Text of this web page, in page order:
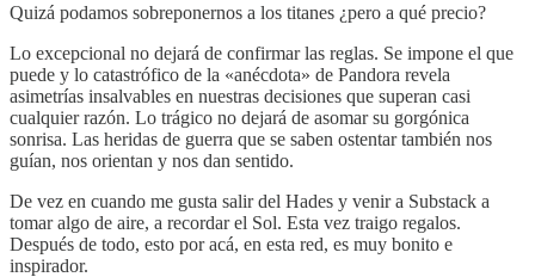
Quizá podamos sobreponernos a los titanes ¿pero a qué precio?
Lo excepcional no dejará de confirmar las reglas. Se impone el que
puede y lo catastrófico de la «anécdota» de Pandora revela
asimetrías insalvables en nuestras decisiones que superan casi
cualquier razón. Lo trágico no dejará de asomar su gorgónica
sonrisa. Las heridas de guerra que se saben ostentar también nos
guían, nos orientan y nos dan sentido.
De vez en cuando me gusta salir del Hades y venir a Substack a
tomar algo de aire, a recordar el Sol. Esta vez traigo regalos.
Después de todo, esto por acá, en esta red, es muy bonito e
inspirador.